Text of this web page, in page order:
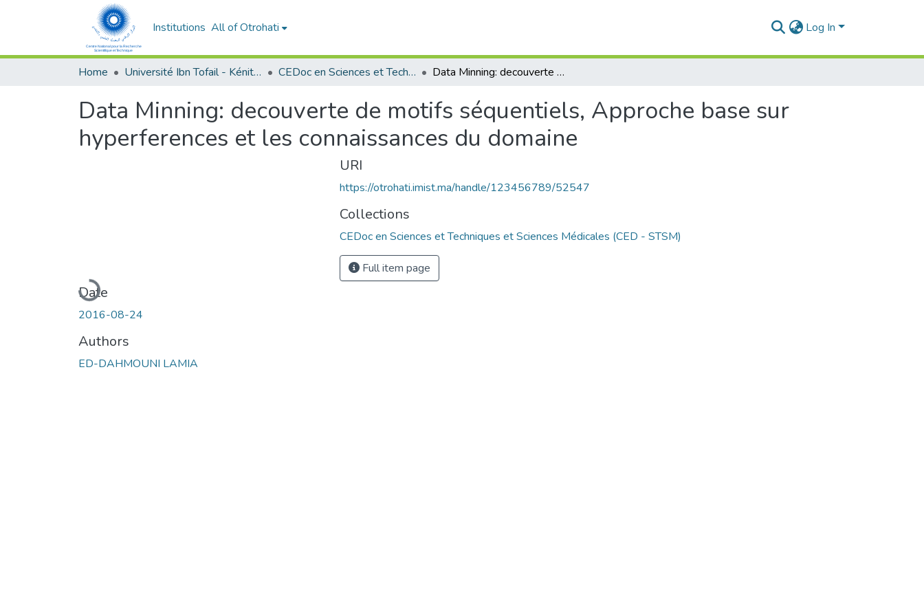
Institutions All of Otrohati Log In
Home Université Ibn Tofail - Kénitra CEDoc en Sciences et Techniques et Sciences Médicales (CED - STSM) Data Minning: decouverte de motifs séquentiels, Approche base sur hyperferences et les connaissances du domaine
Data Minning: decouverte de motifs séquentiels, Approche base sur
hyperferences et les connaissances du domaine
Loading...
Date
2016-08-24
Authors
ED-DAHMOUNI LAMIA
URI
https://otrohati.imist.ma/handle/123456789/52547
Collections
CEDoc en Sciences et Techniques et Sciences Médicales (CED - STSM)
Full item page